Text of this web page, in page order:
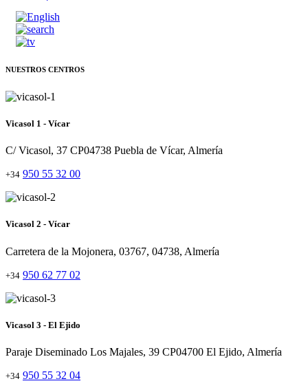
NUESTROS CENTROS
Vicasol 1 - Vícar
C/ Vicasol, 37 CP04738 Puebla de Vícar, Almería
+34 950 55 32 00
Vicasol 2 - Vícar
Carretera de la Mojonera, 03767, 04738, Almería
+34 950 62 77 02
Vicasol 3 - El Ejido
Paraje Diseminado Los Majales, 39 CP04700 El Ejido, Almería
+34 950 55 32 04